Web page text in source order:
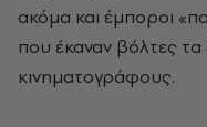
ακόμα και έμποροι
που έκαναν βόλτες
κινηματογράφους.